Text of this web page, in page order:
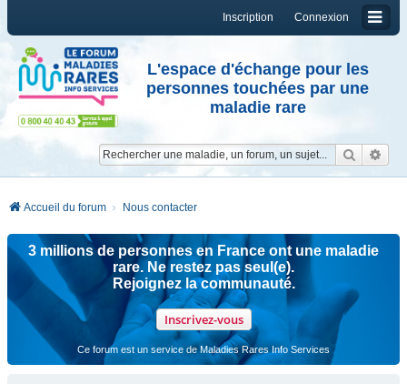
Connexion
Inscription
L'espace d'échange pour les
personnes touchées par une
maladie rare
Accueil du forum Nous contacter
3 millions de personnes en France ont une maladie
rare. Ne restez pas seul(e).
Rejoignez la communauté.
Inscrivez-vous
Ce forum est un service de Maladies Rares Info Services